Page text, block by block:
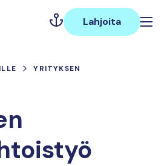
Lahjoita
YRITYKSEN